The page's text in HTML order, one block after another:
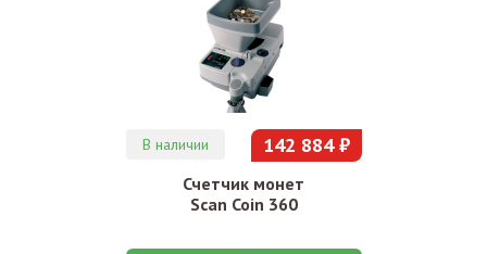
В наличии 142 884 ₽
Счетчик монет
Scan Coin 360